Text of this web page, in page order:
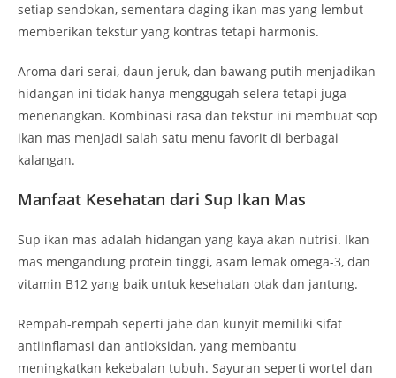
setiap sendokan, sementara daging ikan mas yang lembut
memberikan tekstur yang kontras tetapi harmonis.
Aroma dari serai, daun jeruk, dan bawang putih menjadikan
hidangan ini tidak hanya menggugah selera tetapi juga
menenangkan. Kombinasi rasa dan tekstur ini membuat sop
ikan mas menjadi salah satu menu favorit di berbagai
kalangan.
Manfaat Kesehatan dari Sup Ikan Mas
Sup ikan mas adalah hidangan yang kaya akan nutrisi. Ikan
mas mengandung protein tinggi, asam lemak omega-3, dan
vitamin B12 yang baik untuk kesehatan otak dan jantung.
Rempah-rempah seperti jahe dan kunyit memiliki sifat
antiinflamasi dan antioksidan, yang membantu
meningkatkan kekebalan tubuh. Sayuran seperti wortel dan